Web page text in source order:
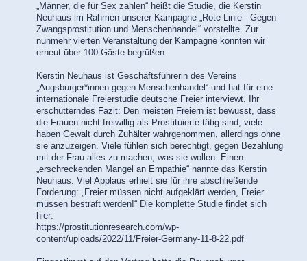
„Männer, die für Sex zahlen“ heißt die Studie, die Kerstin
Neuhaus im Rahmen unserer Kampagne „Rote Linie - Gegen
Zwangsprostitution und Menschenhandel“ vorstellte. Zur
nunmehr vierten Veranstaltung der Kampagne konnten wir
erneut über 100 Gäste begrüßen.
Kerstin Neuhaus ist Geschäftsführerin des Vereins
„Augsburger*innen gegen Menschenhandel“ und hat für eine
internationale Freierstudie deutsche Freier interviewt. Ihr
erschütterndes Fazit: Den meisten Freiern ist bewusst, dass
die Frauen nicht freiwillig als Prostituierte tätig sind, viele
haben Gewalt durch Zuhälter wahrgenommen, allerdings ohne
sie anzuzeigen. Viele fühlen sich berechtigt, gegen Bezahlung
mit der Frau alles zu machen, was sie wollen. Einen
„erschreckenden Mangel an Empathie“ nannte das Kerstin
Neuhaus. Viel Applaus erhielt sie für ihre abschließende
Forderung: „Freier müssen nicht aufgeklärt werden, Freier
müssen bestraft werden!“ Die komplette Studie findet sich
hier:
https://prostitutionresearch.com/wp-
content/uploads/2022/11/Freier-Germany-11-8-22.pdf